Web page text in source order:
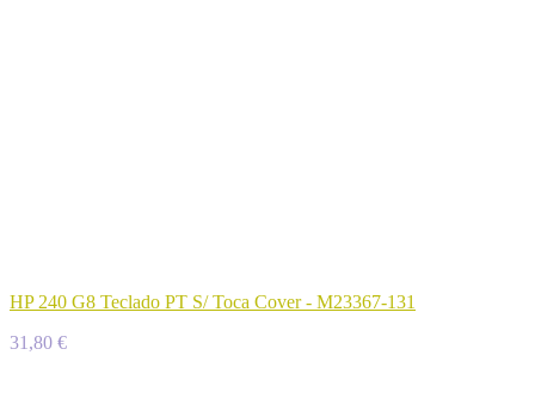
HP 240 G8 Teclado PT S/ Toca Cover - M23367-131
31,80 €